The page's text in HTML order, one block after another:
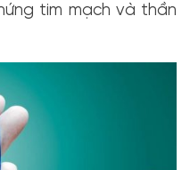
tim mạch và thần